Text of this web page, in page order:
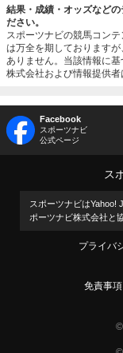
結果・成績・オッズなど
ださい。
スポーツナビの競馬コン
は万全を期しております
ありません。当該情報に
株式会社および情報提供者
Facebook
スポーツナビ
公式ページ
ス
スポーツナビはYahoo!
ポーツナビ株式会社と
プライバ
免責事項
©